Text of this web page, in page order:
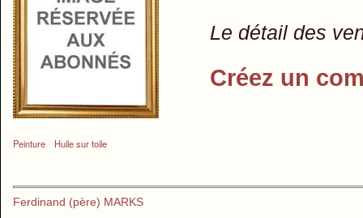
Peinture Huile sur toile
Le détail des
Créez un
Ferdinand (père) MARKS